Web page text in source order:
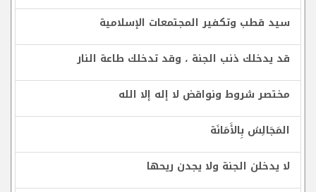
سيد قطب وتكفير المجتمعات الإسلامية
قد يدخلك ذنب الجنة ، وقد تدخلك طاعة النار
مختصر شروط ونواقض لا إله إلا الله
المَجَالِسُ بِالأَمَانَة
لا يدخلن الجنة ولا يجدن ريحها